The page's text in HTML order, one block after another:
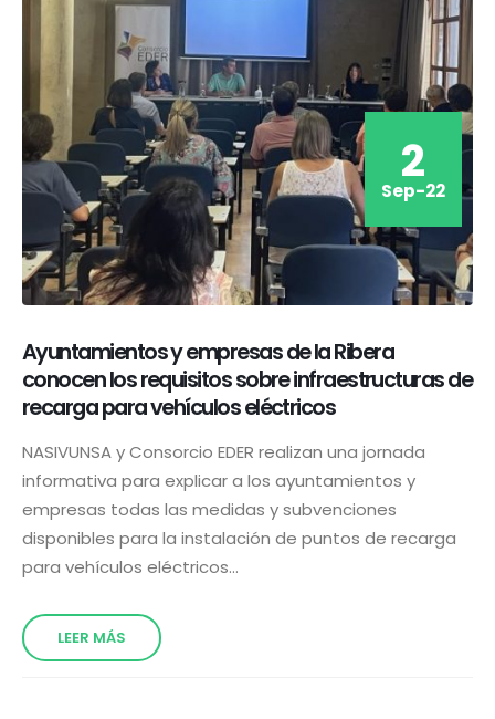
2
Sep-22
Ayuntamientos y empresas de la Ribera
conocen los requisitos sobre infraestructuras de
recarga para vehículos eléctricos
NASIVUNSA y Consorcio EDER realizan una jornada
informativa para explicar a los ayuntamientos y
empresas todas las medidas y subvenciones
disponibles para la instalación de puntos de recarga
para vehículos eléctricos...
LEER MÁS